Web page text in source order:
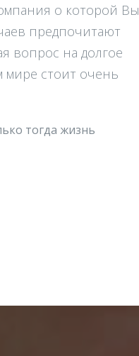
о которой Вы
предпочитают
вопрос на долгое
мире стоит очень
тогда жизнь